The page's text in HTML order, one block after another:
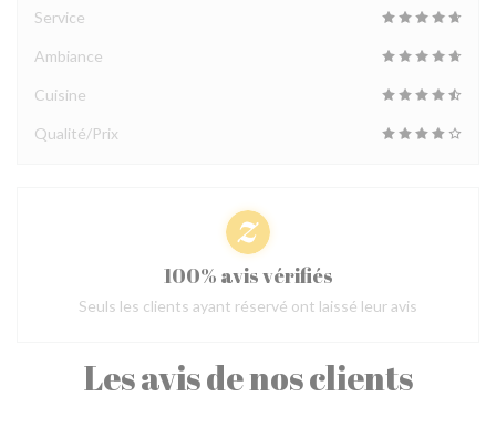
Les avis de nos clients
Service
Ambiance
Cuisine
Qualité/Prix
100% avis vérifiés
Seuls les clients ayant réservé ont laissé leur avis